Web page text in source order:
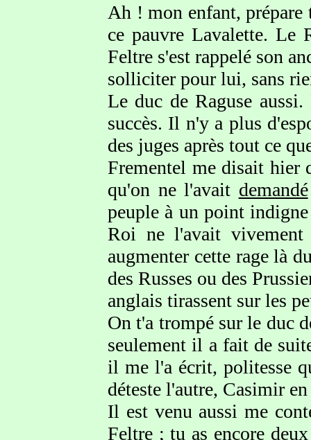
Ah ! mon enfant,
ce pauvre Lavalette. Le
Feltre s'est rappelé son
solliciter pour lui, sans
Le duc de Raguse
succès. Il n'y a plus
des juges après tout ce
Frementel me disait hier
qu'on ne l'avait demandé
peuple à un point
Roi ne l'avait
augmenter cette rage là
des Russes ou des
anglais tirassent sur les
On t'a trompé sur le duc
seulement il a fait de
il me l'a écrit, politesse
déteste l'autre, Casimir
Il est venu aussi me
Feltre ; tu as encore